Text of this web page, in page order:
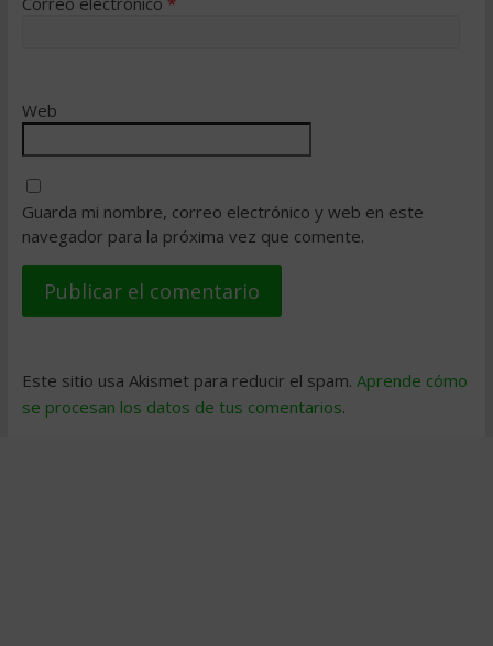
Web
Guarda mi nombre, correo electrónico y web en este
navegador para la próxima vez que comente.
Este sitio usa Akismet para reducir el spam. Aprende cómo
se procesan los datos de tus comentarios.